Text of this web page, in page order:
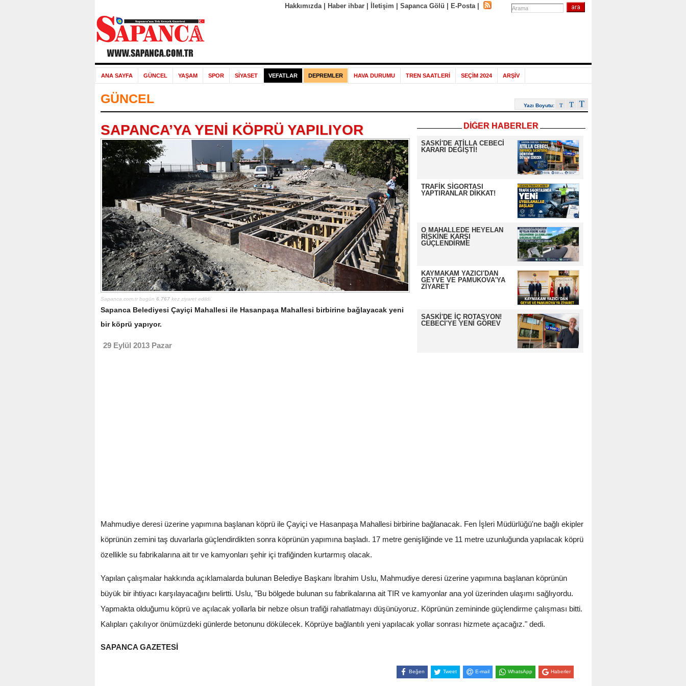
Hakkımızda| Haber ihbar| İletişim Sapanca Gölü E-Posta|
ANA SAYFA GÜNCEL YAŞAM SPOR SİYASET VEFATLAR DEPREMLER HAVA DURUMU TREN SAATLERİ SEÇİM 2024 ARŞİV
GÜNCEL Yazı Boyutu:
DİĞER HABERLER
SASKİ'DE ATİLLA CEBECİ
KARARI DEĞİŞTİ!
TRAFİK SİGORTASI
YAPTIRANLAR DİKKAT!
O MAHALLEDE HEYELAN
RİSKİNE KARŞI
GÜÇLENDİRME
KAYMAKAM YAZICI'DAN
GEYVE VE PAMUKOVA'YA
ZİYARET
SASKİ'DE İÇ ROTASYON!
CEBECİ'YE YENİ GÖREV
SAPANCA’YA YENİ KÖPRÜ YAPILIYOR
Sapanca.com.tr bugün 6.767kez ziyaret edildi.
Sapanca Belediyesi Çayiçi Mahallesi ile Hasanpaşa Mahallesi birbirine bağlayacak yeni
bir köprü yapıyor.
29 Eylül 2013 Pazar
Mahmudiye deresi üzerine yapımına başlanan köprü ile Çayiçi ve Hasanpaşa Mahallesi birbirine bağlanacak. Fen İşleri Müdürlüğü'ne bağlı ekipler
köprünün zemini taş duvarlarla güçlendirdikten sonra köprünün yapımına başladı. 17 metre genişliğinde ve 11 metre uzunluğunda yapılacak köprü
özellikle su fabrikalarına ait tır ve kamyonları şehir içi trafiğinden kurtarmış olacak.
Yapılan çalışmalar hakkında açıklamalarda bulunan Belediye Başkanı İbrahim Uslu, Mahmudiye deresi üzerine yapımına başlanan köprünün
büyük bir ihtiyacı karşılayacağını belirtti. Uslu, "Bu bölgede bulunan su fabrikalarına ait TIR ve kamyonlar ana yol üzerinden ulaşımı sağlıyordu.
Yapmakta olduğumu köprü ve açılacak yollarla bir nebze olsun trafiği rahatlatmayı düşünüyoruz. Köprünün zemininde güçlendirme çalışması bitti.
Kalıpları çakılıyor önümüzdeki günlerde betonunu dökülecek. Köprüye bağlantılı yeni yapılacak yollar sonrası hizmete açacağız." dedi.
SAPANCA GAZETESİ
Beğen Tweet E-mail WhatsApp Haberler